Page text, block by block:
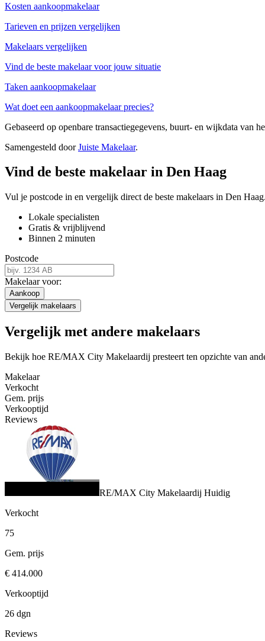
Kosten aankoopmakelaar
Tarieven en prijzen vergelijken
Makelaars vergelijken
Vind de beste makelaar voor jouw situatie
Taken aankoopmakelaar
Wat doet een aankoopmakelaar precies?
Gebaseerd op openbare transactiegegevens, buurt- en wijkdata van
Samengesteld doorJuiste Makelaar.
Vind de beste makelaar in Den Haag
Vul je postcode in en vergelijk direct de beste makelaars in Den
Lokale specialisten
Gratis & vrijblijvend
Binnen 2 minuten
Postcode
Makelaar voor:
Aankoop
Vergelijk makelaars
Vergelijk met andere makelaars
Bekijk hoe RE/MAX City Makelaardij presteert ten opzichte van
Makelaar
Verkocht
Gem. prijs
Verkooptijd
Reviews
RE/MAX City Makelaardij Huidig
Verkocht
75
Gem. prijs
€ 414.000
Verkooptijd
26 dgn
Reviews